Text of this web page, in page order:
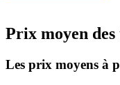
Prix moyen
Les prix moyens à